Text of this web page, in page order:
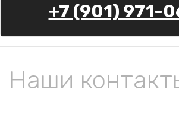
+7 (901) 971-
Наши